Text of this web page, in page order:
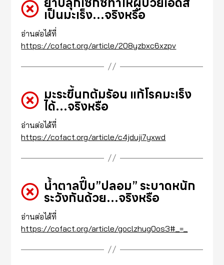
เป็นมะเร็ง…จริงหรือ
อ่านต่อได้ที่
https://cofact.org/article/208yzbxc6xzpv
มะระขี้นกต้มรัอน แก้โรคมะเร็ง
ได้…จริงหรือ
อ่านต่อได้ที่
https://cofact.org/article/c4jduji7yxwd
น้ำตาลปี๊บ”ปลอม” ระบาดหนัก
ระวังกันด้วย…จริงหรือ
อ่านต่อได้ที่
https://cofact.org/article/goclzhug0os3#_=_